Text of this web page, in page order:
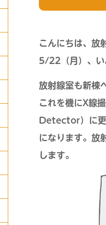
こんにちは、放
5/22（月）、い
放射線室も新棟
これを機にX線
Detector）に更
になります。放
します。